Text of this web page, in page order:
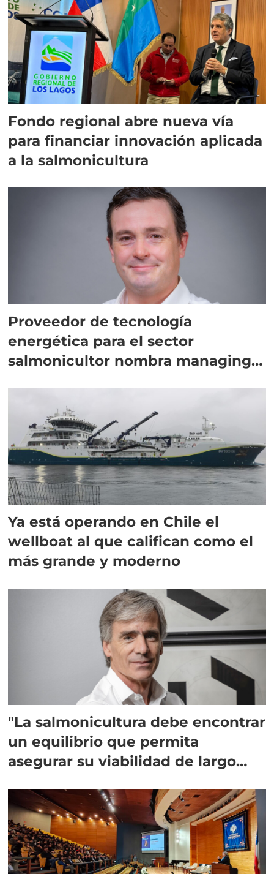
Fondo regional abre nueva vía
para financiar innovación aplicada
a la salmonicultura
Proveedor de tecnología
energética para el sector
salmonicultor nombra managing
Ya está operando en Chile el
wellboat al que califican como el
más grande y moderno
"La salmonicultura debe encontrar
un equilibrio que permita
asegurar su viabilidad de largo